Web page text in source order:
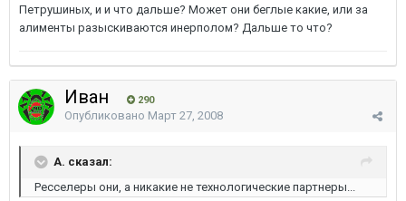
Петрушиных, и и что дальше? Может они беглые какие, или за
алименты разыскиваются инерполом? Дальше то что?
Иван 290
Опубликовано Март 27, 2008
A. сказал:
Ресселеры они, а никакие не технологические партнеры...